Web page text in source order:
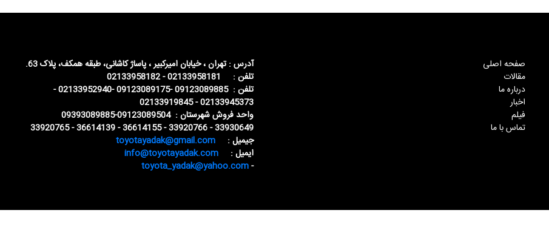
آدرس : تهران ، خیابان امیرکبیر ، پاساژ کاشانی، طبقه همکف، پلاک 63.
تلفن : 02133958181 - 02133958182
تلفن : 09123089885 -09123089175 -02133952940 -
02133945373 - 02133919845
واحد فروش شهرستان : 09123089504-09393089885
33930649 - 33920766 - 36614155 - 36614139 - 33920765
جیمیل : toyotayadak@gmail.com
ایمیل : info@toyotayadak.com
-
toyota_yadak@yahoo.com
صفحه اصلی
مقالات
درباره ما
اخبار
فیلم
تماس با ما